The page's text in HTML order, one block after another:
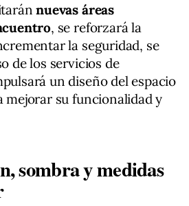
nuevas áreas
, se reforzará la
la seguridad, se
de los servicios de
un diseño del espacio
mejorar su funcionalidad y
sombra y medidas